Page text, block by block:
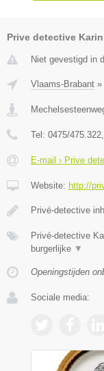
Prive detective
Niet gevestigd in
Vlaams-Brabant »
Tel: 0475/475.322
E-mail › Prive
Website: http://
Privé-detective
Privé-detective
burgerlijke ▼
Openingstijden
Sociale media: